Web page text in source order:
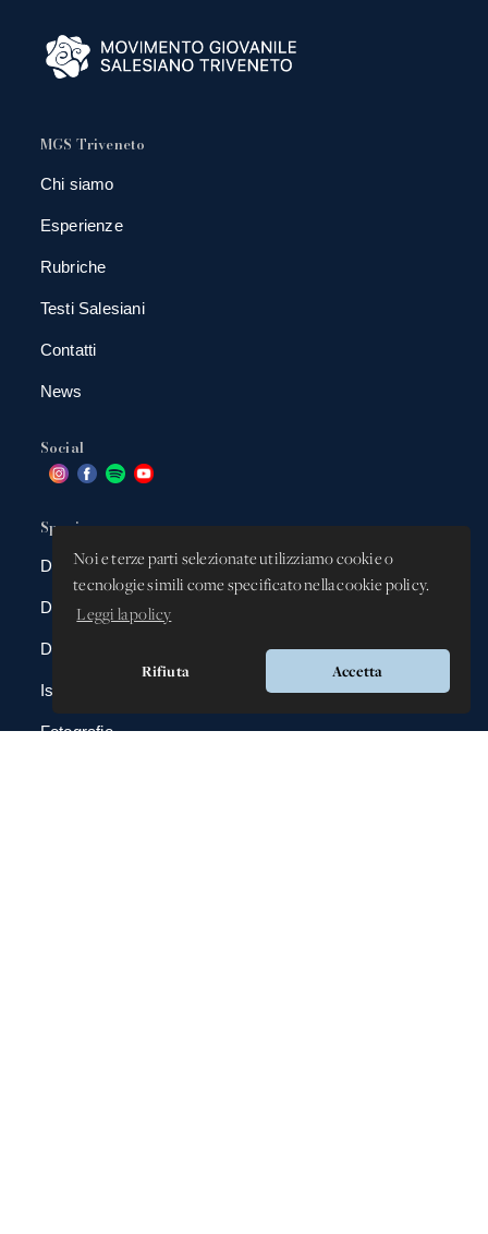
Noi e terze parti selezionate utilizziamo cookie o
tecnologie simili come specificato nella cookie policy.
Leggi la policy
Rifiuta Accetta
MGS Triveneto
Chi siamo
Esperienze
Rubriche
Testi Salesiani
Contatti
News
Social
Spazio app
DBAnima
DBContest
DBDrive
Iscrizioni
Fotografie